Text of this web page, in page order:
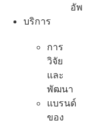
อัพ
บริการ
การ
วิจัย
และ
พัฒนา
แบรนด์
ของ